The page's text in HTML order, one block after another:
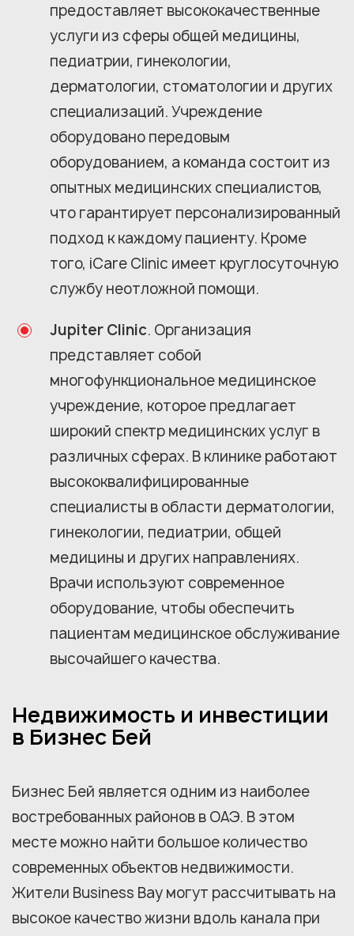
предоставляет высококачественные
услуги из сферы общей медицины,
педиатрии, гинекологии,
дерматологии, стоматологии и других
специализаций. Учреждение
оборудовано передовым
оборудованием, а команда состоит из
опытных медицинских специалистов,
что гарантирует персонализированный
подход к каждому пациенту. Кроме
того, iCare Clinic имеет круглосуточную
службу неотложной помощи.
Jupiter Clinic. Организация
представляет собой
многофункциональное медицинское
учреждение, которое предлагает
широкий спектр медицинских услуг в
различных сферах. В клинике работают
высококвалифицированные
специалисты в области дерматологии,
гинекологии, педиатрии, общей
медицины и других направлениях.
Врачи используют современное
оборудование, чтобы обеспечить
пациентам медицинское обслуживание
высочайшего качества.
Недвижимость и инвестиции
в Бизнес Бей
Бизнес Бей является одним из наиболее
востребованных районов в ОАЭ. В этом
месте можно найти большое количество
современных объектов недвижимости.
Жители Business Bay могут рассчитывать на
высокое качество жизни вдоль канала при